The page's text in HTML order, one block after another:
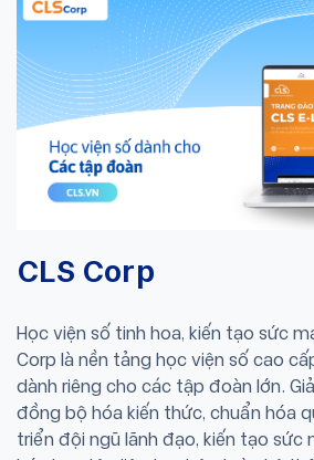
CLS Corp
Học viện số tinh hoa, kiến tạo sức
Corp là nền tảng học viện số cao
dành riêng cho các tập đoàn lớn.
đồng bộ hóa kiến thức, chuẩn hóa
triển đội ngũ lãnh đạo, kiến tạo sức